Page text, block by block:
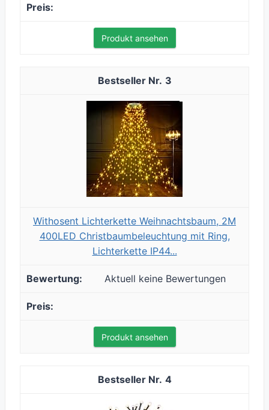
Produkt ansehen
3
Withosent Lichterkette Weihnachtsbaum, 2M
400LED Christbaumbeleuchtung mit Ring,
Lichterkette IP44...
Aktuell keine Bewertungen
Produkt ansehen
4